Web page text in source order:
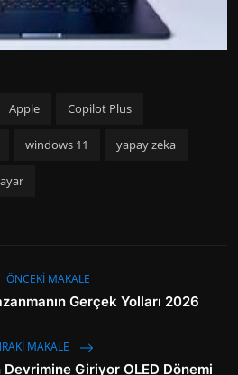
Apple Copilot Plus
windows 11 yapay zeka
ÖNCEKI MAKALE
Gerçek Yolları 2026
MAKALE
Giriyor OLED Dönemi